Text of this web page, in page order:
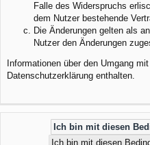
Falle des Widerspruchs
dem Nutzer bestehende
Die Änderungen gelten als
Nutzer den Änderungen
Informationen über den Umgang
Datenschutzerklärung enthalten.